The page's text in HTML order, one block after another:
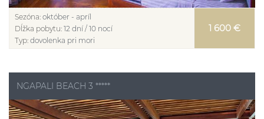
Sezóna: október - apríl
Dĺžka pobytu: 12 dní / 10 nocí
Typ: dovolenka pri mori
1 600 €
NGAPALI BEACH 3 *****